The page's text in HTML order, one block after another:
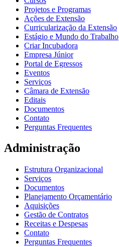
Projetos e Programas
Ações de Extensão
Curricularização da Extensão
Estágio e Mundo do Trabalho
Criar Incubadora
Empresa Júnior
Portal de Egressos
Eventos
Serviços
Câmara de Extensão
Editais
Documentos
Contato
Perguntas Frequentes
Administração
Estrutura Organizacional
Serviços
Documentos
Planejamento Orçamentário
Aquisições
Gestão de Contratos
Receitas e Despesas
Contato
Perguntas Frequentes